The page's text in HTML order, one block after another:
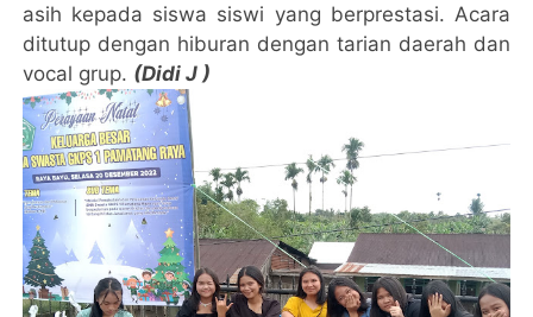
asih kepada siswa siswi yang berprestasi. Acara
ditutup dengan hiburan dengan tarian daerah dan
vocal grup. (Didi J )